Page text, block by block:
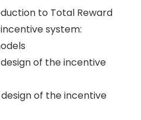
to Total Reward
system:
design of the incentive
design of the incentive